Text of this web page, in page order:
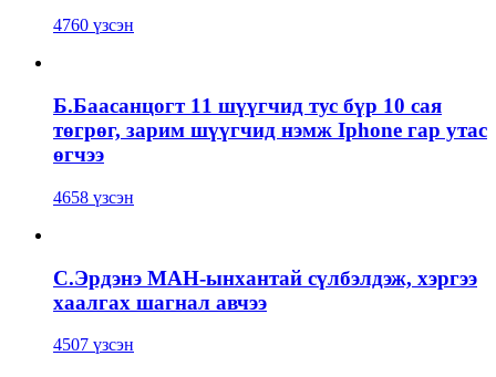
4760 үзсэн
Б.Баасанцогт 11 шүүгчид тус бүр 10 сая
төгрөг, зарим шүүгчид нэмж Iphone гар утас
өгчээ
4658 үзсэн
С.Эрдэнэ МАН-ынхантай сүлбэлдэж, хэргээ
хаалгах шагнал авчээ
4507 үзсэн